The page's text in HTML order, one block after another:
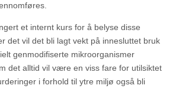
et internt kurs for å belyse disse
det vil det bli lagt vekt på innesluttet bruk
genmodifiserte mikroorganismer
det alltid vil være en viss fare for utilsiktet
i forhold til ytre miljø også bli